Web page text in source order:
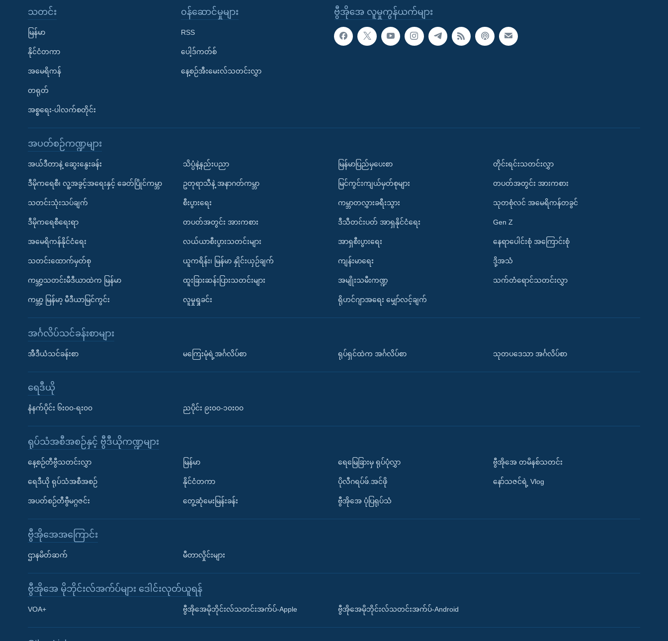
Learning English
ဗွီအိုအေ လူမှုကွန်ယက်များ
သတင်း
မြန်မာ
နိုင်ငံတကာ
အမေရိကန်
တရုတ်
အစ္စရေး-ပါလက်စတိုင်း
၀န်ဆောင်မှုများ
RSS
ပေါ့ဒ်ကတ်စ်
နေ့စဉ်အီးမေးလ်သတင်းလွှာ
အပတ်စဉ်ကဏ္ဍများ
အယ်ဒီတာနဲ့ ဆွေးနွေးခန်း
ဒီမိုကရေစီ၊ လူ့အခွင့်အရေးနှင့် ခေတ်ပြိုင်ကမ္ဘာ
သတင်းသုံးသပ်ချက်
ဒီမိုကရေစီရေးရာ
အမေရိကန်နိုင်ငံရေး
သတင်းထောက်မှတ်စု
ကမ္ဘာ့သတင်းမီဒီယာထဲက မြန်မာ
ကမ္ဘာ့ မြန်မာ့ မီဒီယာမြင်ကွင်း
သိပ္ပံနဲ့နည်းပညာ
ဥတုရာသီနဲ့ အနာဂတ်ကမ္ဘာ
စီးပွားရေး
တပတ်အတွင်း အားကစား
လယ်ယာစီးပွားသတင်းများ
ယူကရိန်း၊ မြန်မာ နှိုင်းယှဉ်ချက်
ထူးခြားဆန်းပြားသတင်းများ
လူမှုရှုခင်း
မြန်မာပြည်မှပေးစာ
မြင်ကွင်းကျယ်မှတ်စုများ
ကမ္ဘာတလွှားခရီးသွား
ဒီသီတင်းပတ် အာရှနိုင်ငံရေး
အာရှစီးပွားရေး
ကျန်းမာရေး
အမျိုးသမီးကဏ္ဍ
ရိုဟင်ဂျာအရေး မျှော်လင့်ချက်
တိုင်းရင်းသတင်းလွှာ
တပတ်အတွင်း အားကစား
သုတစုံလင် အမေရိကန်တခွင်
Gen Z
နေရာပေါင်းစုံ အကြောင်းစုံ
ဒို့အသံ
သက်တံရောင်သတင်းလွှာ
အင်္ဂလိပ်သင်ခန်းစာများ
အီဒီယံသင်ခန်းစာ မကြေးမုံရဲ့အင်္ဂလိပ်စာ ရုပ်ရှင်ထဲက အင်္ဂလိပ်စာ သုတပဒေသာ အင်္ဂလိပ်စာ
ရေဒီယို
နံနက်ပိုင်း ၆း၀၀-ရး၀၀ ညပိုင်း ၉း၀၀-၁၀း၀၀
ရုပ်သံအစီအစဉ်နှင့် ဗွီဒီယိုကဏ္ဍများ
နေ့စဉ်တီဗွီသတင်းလွှာ
ရေဒီယို ရုပ်သံအစီအစဉ်
အပတ်စဉ်တီဗွီမဂ္ဂဇင်း
မြန်မာ
နိုင်ငံတကာ
တွေ့ဆုံမေးမြန်းခန်း
ရေမြေခြားမှ ရုပ်ပုံလွှာ
ပိုလီဂရပ်ဖ်.အင်ဖို
ဗွီအိုအေ ပုံပြရုပ်သံ
ဗွီအိုအေ တမိနစ်သတင်း
နော်သဇင်ရဲ့ Vlog
ဗွီအိုအေအကြောင်း
ဌာနမိတ်ဆက် မီတာလှိုင်းများ
ဗွီအိုအေ မိုဘိုင်းလ်အက်ပ်များ ဒေါင်းလုတ်ယူရန်
VOA+ ဗွီအိုအေမိုဘိုင်းလ်သတင်းအက်ပ်-Apple ဗွီအိုအေမိုဘိုင်းလ်သတင်းအက်ပ်-Android